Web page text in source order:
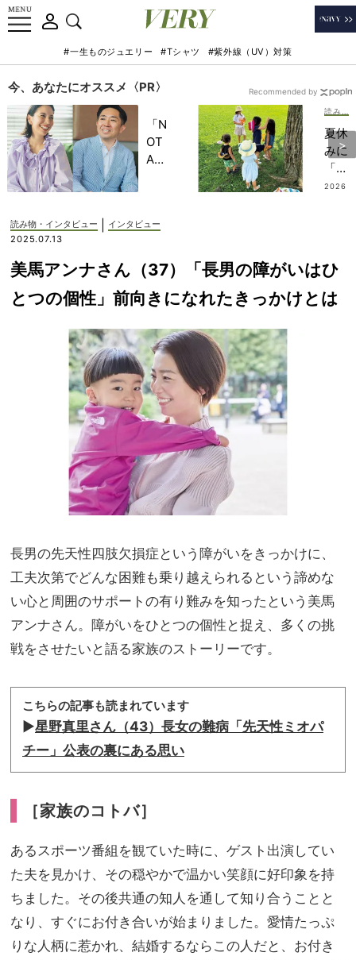
#一生ものジュエリー #Tシャツ #紫外線（UV）対策
今、あなたにオススメ〈PR〉
「N
OT
A
子ど
記憶
に一
生残
【極
上の
家族
旅】
を
夏休
みに
「保
育園
択
肢！
避暑
2026
Recommended by
読み物・インタビュー
インタビュー
2025.07.13
美馬アンナさん（37）「長男の障がいはひ
とつの個性」前向きになれたきっかけとは
長男の先天性四肢欠損症という障がいをきっかけに、
工夫次第でどんな困難も乗り越えられるという諦めな
い心と周囲のサポートの有り難みを知ったという美馬
アンナさん。障がいをひとつの個性と捉え、多くの挑
戦をさせたいと語る家族のストーリーです。
こちらの記事も読まれています
▶︎星野真里さん（43）長女の難病「先天性ミオパ
チー」公表の裏にある思い
［家族のコトバ］
あるスポーツ番組を観ていた時に、ゲスト出演してい
た夫を見かけ、その穏やかで温かい笑顔に好印象を持
ちました。その後共通の知人を通して知り合うことと
なり、すぐにお付き合いが始まりました。愛情たっぷ
りな人柄に惹かれ、結婚するならこの人だと、お付き